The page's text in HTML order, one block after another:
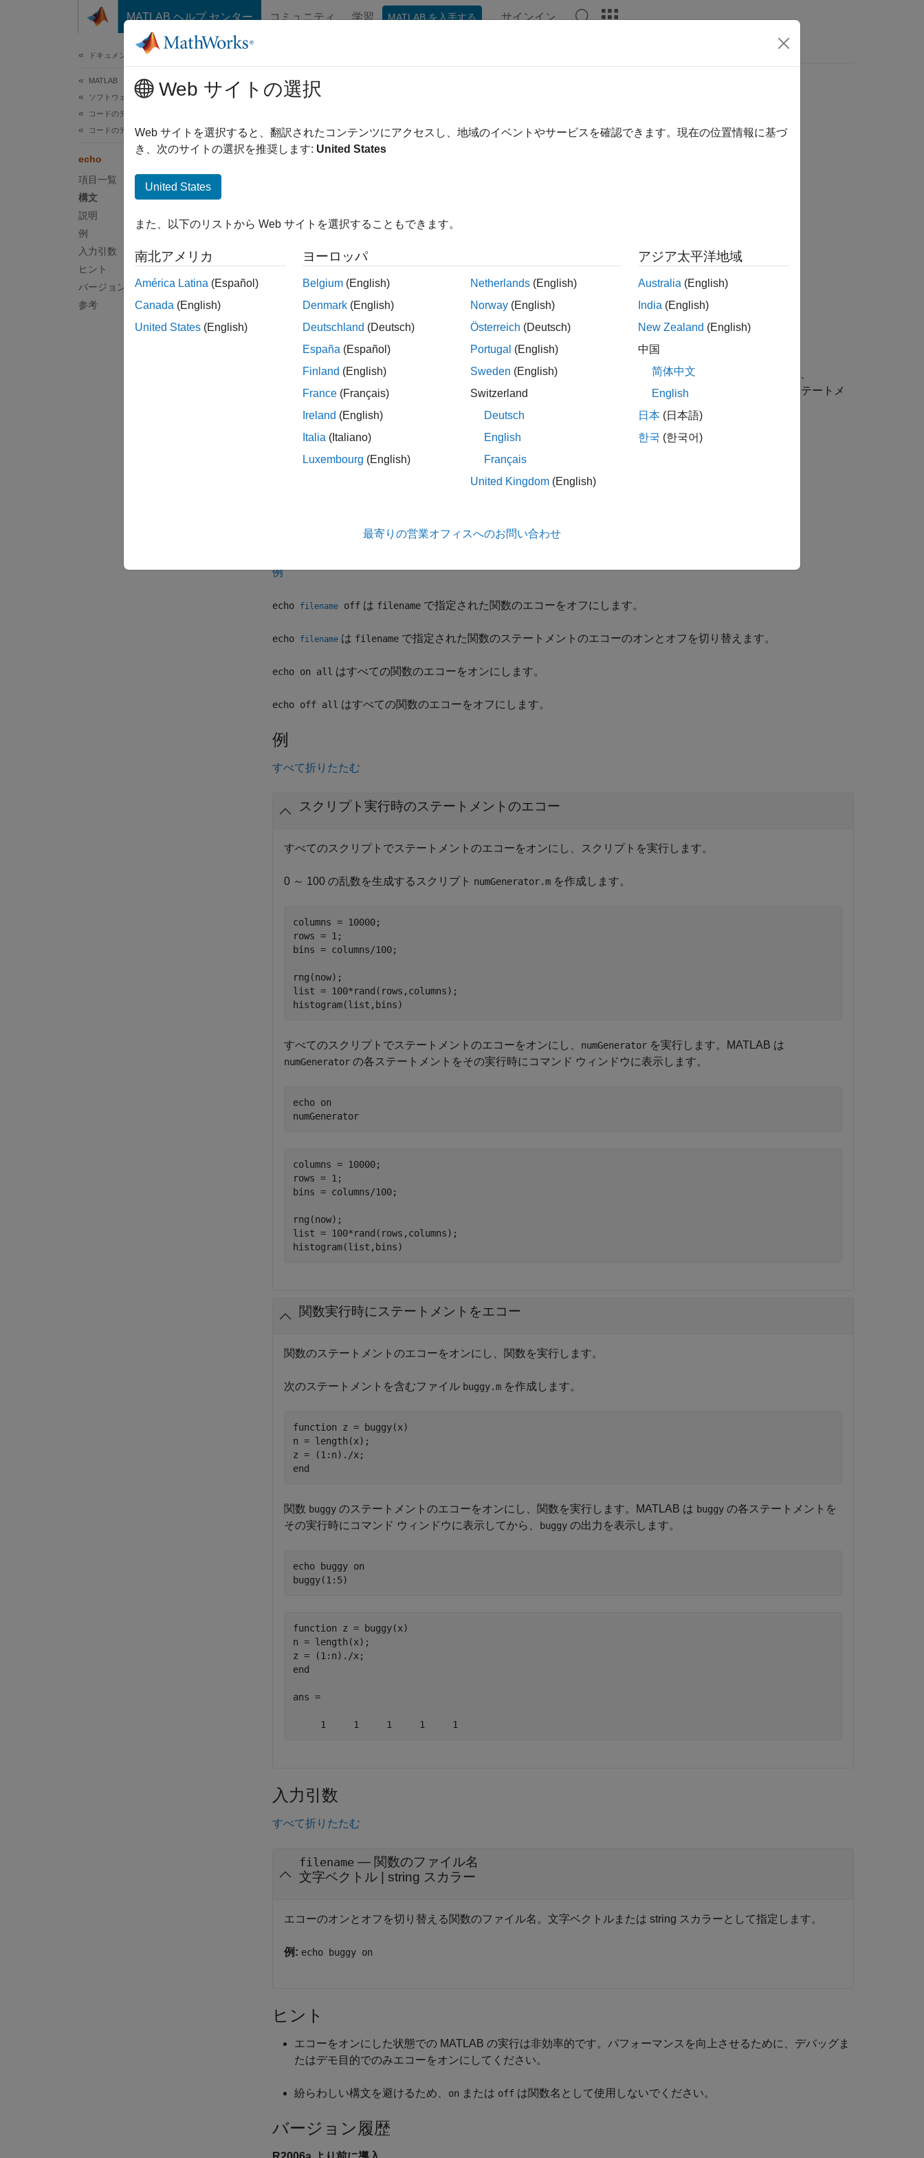
コンテンツへスキップ
MATLAB ヘルプ センター コミュニティ 学習 MATLAB を入手する サインイン
ドキュメンテーションのホーム
MATLAB
ソフトウェア開発
コードのデバッグと改善
コードのデバッグ
echo
項目一覧
構文
説明
例
入力引数
ヒント
バージョン履歴
参考
echo
関数またはスクリプト実行中にステートメントを表示
echo off
echo filename on
echo filename off
echo on all
echo off all
説明
echo onはすべてのスクリプト ファイルでステートメントのエコーをオンにします。エコーをオンにすると、
MATLAB はファイル内の各行をその実行時にコマンド ウィンドウに表示します。通常、スクリプト内のステートメ
ントは実行時に表示されません。ステートメントのエコーはデバッグやデモを行う場合に便利です。
はfilenameで指定された関数のエコーをオンにします。
例
echo filename off は filename で指定された関数のエコーをオフにします。
echo filename は filename で指定された関数のステートメントのエコーのオンとオフを切り替えます。
echo on all はすべての関数のエコーをオンにします。
echo off all はすべての関数のエコーをオフにします。
例
すべて折りたたむ
スクリプト実行時のステートメントのエコー
すべてのスクリプトでステートメントのエコーをオンにし、スクリプトを実行します。
0 ～ 100 の乱数を生成するスクリプト numGenerator.m を作成します。
columns = 10000;
rows = 1;
bins = columns/100;
rng(now);
list = 100*rand(rows,columns);
histogram(list,bins)
すべてのスクリプトでステートメントのエコーをオンにし、 numGenerator を実行します。MATLAB は
numGenerator の各ステートメントをその実行時にコマンド ウィンドウに表示します。
echo on
numGenerator
columns = 10000;
rows = 1;
bins = columns/100;
rng(now);
list = 100*rand(rows,columns);
histogram(list,bins)
関数実行時にステートメントをエコー
関数のステートメントのエコーをオンにし、関数を実行します。
次のステートメントを含むファイル buggy.m を作成します。
function z = buggy(x)
n = length(x);
end
関数 buggy のステートメントのエコーをオンにし、関数を実行します。MATLAB は buggy の各ステートメントを
その実行時にコマンド ウィンドウに表示してから、
buggy の出力を表示します。
echo buggy on
buggy(1:5)
function z = buggy(x)
n = length(x);
z = (1:n)./x;
end
ans =
     1     1     1     1     1
入力引数
すべて折りたたむ
filename — 関数のファイル名
文字ベクトル
string スカラー
エコーのオンとオフを切り替える関数のファイル名。文字ベクトルまたは string スカラーとして指定します。
例: echo buggy on
ヒント
エコーをオンにした状態での MATLAB の実行は非効率的です。パフォーマンスを向上させるために、デバッグま
たはデモ目的でのみエコーをオンにしてください。
紛らわしい構文を避けるため、 on または off は関数名として使用しないでください。
バージョン履歴
Web サイトの選択
Web サイトを選択すると、翻訳されたコンテンツにアクセスし、地域のイベントやサービスを確認できます。現在の位置情報に基づ
き、次のサイトの選択を推奨します: United States
United States
また、以下のリストから Web サイトを選択することもできます。
南北アメリカ
América Latina (Español)
Canada (English)
United States (English)
ヨーロッパ
Belgium (English)
Denmark (English)
Deutschland (Deutsch)
España (Español)
Finland (English)
France (Français)
Ireland (English)
Italia (Italiano)
Luxembourg (English)
Netherlands (English)
Norway (English)
Österreich (Deutsch)
Portugal (English)
Sweden (English)
Switzerland
Deutsch
English
Français
United Kingdom (English)
アジア太平洋地域
Australia (English)
India (English)
New Zealand (English)
中国
简体中文
English
日本 (日本語)
한국 (한국어)
最寄りの営業オフィスへのお問い合わせ